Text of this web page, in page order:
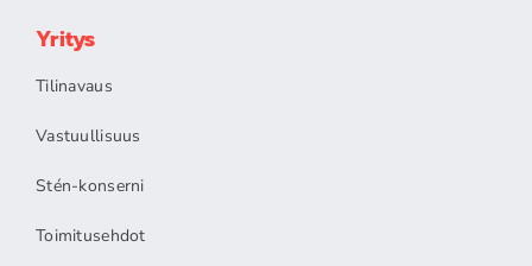
Yritys
Tilinavaus
Vastuullisuus
Stén-konserni
Toimitusehdot